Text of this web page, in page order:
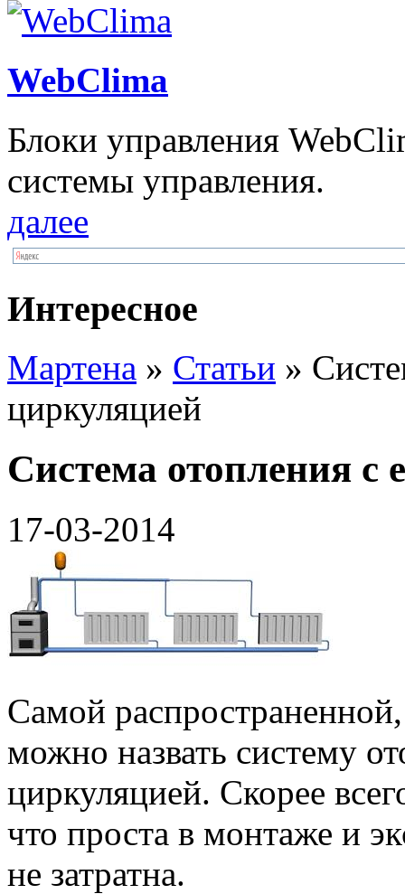
WebClima
Блоки упрaвлeния
системы управления.
далее
Интересное
Мартена » Статьи »
циркуляцией
Система отопления с
17-03-2014
Самой
можно назвать систему
циркуляцией. Скорее
что проста в монтаже и
не затратна.